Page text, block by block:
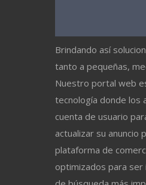
Brindando así
tanto a pequeñas,
Nuestro portal web
tecnología donde los
cuenta de usuario
actualizar su anuncio
plataforma de
optimizados para